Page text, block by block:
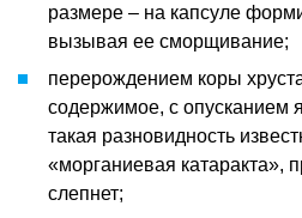
размере – на капсуле
вызывая ее сморщивание;
перерождением коры
содержимое, с опусканием
такая разновидность
«морганиевая катаракта»,
слепнет;